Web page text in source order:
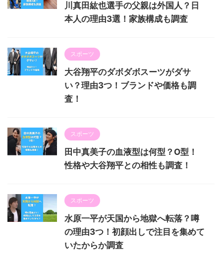
川真田紘也選手の父親は外国人？日
本人の理由3選！家族構成も調査
スポーツ
大谷翔平のダボダボスーツがダサ
い？理由3つ！ブランドや価格も調
査！
スポーツ
田中真美子の血液型は何型？O型！
性格や大谷翔平との相性も調査！
スポーツ
水原一平が天国から地獄へ転落？噂
の理由3つ！初顔出しで注目を集めて
いたからか調査